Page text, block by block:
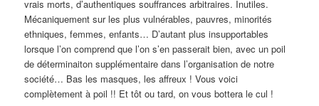
vrais morts, d’authentiques souffrances arbitraires. Inutiles.
Mécaniquement sur les plus vulnérables, pauvres, minorités
ethniques, femmes, enfants… D’autant plus insupportables
lorsque l’on comprend que l’on s’en passerait bien, avec un poil
de déterminaiton supplémentaire dans l’organisation de notre
société… Bas les masques, les affreux ! Vous voici
complètement à poil !! Et tôt ou tard, on vous bottera le cul !